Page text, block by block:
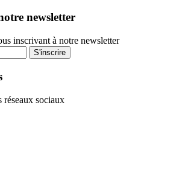
newsletter
inscrivant à notre newsletter
S'inscrire
réseaux sociaux